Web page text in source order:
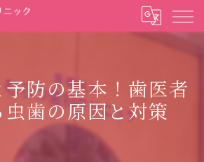
防の基本！歯医者
歯の原因と対策